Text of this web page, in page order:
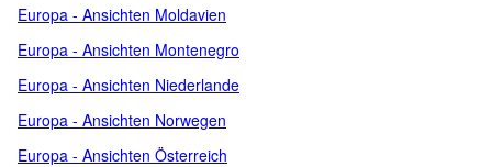
Europa - Ansichten Moldavien
Europa - Ansichten Montenegro
Europa - Ansichten Niederlande
Europa - Ansichten Norwegen
Europa - Ansichten Österreich